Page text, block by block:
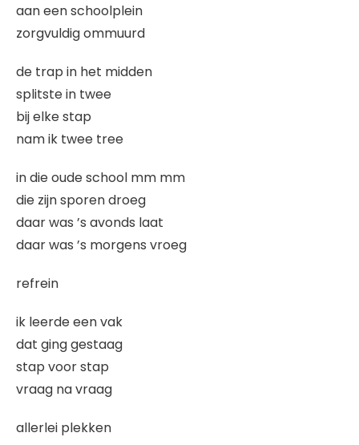
aan een schoolplein
zorgvuldig ommuurd
de trap in het midden
splitste in twee
bij elke stap
nam ik twee tree
in die oude school mm mm
die zijn sporen droeg
daar was ’s avonds laat
daar was ’s morgens vroeg
refrein
ik leerde een vak
dat ging gestaag
stap voor stap
vraag na vraag
allerlei plekken